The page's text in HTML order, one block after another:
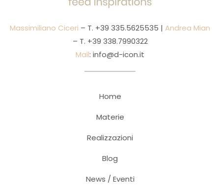
Massimiliano Ciceri – T. +39 335.5625535 | Andrea Mian
– T. +39 338.7990322
Mail: info@d-icon.it
Home
Materie
Realizzazioni
Blog
News / Eventi